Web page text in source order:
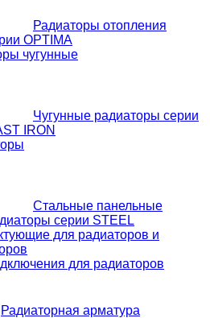
Радиаторы отопления
OPTIMA
чугунные
Чугунные радиаторы серии
IRON
Стальные панельные
серии STEEL
для радиаторов и
для радиаторов
Радиаторная арматура